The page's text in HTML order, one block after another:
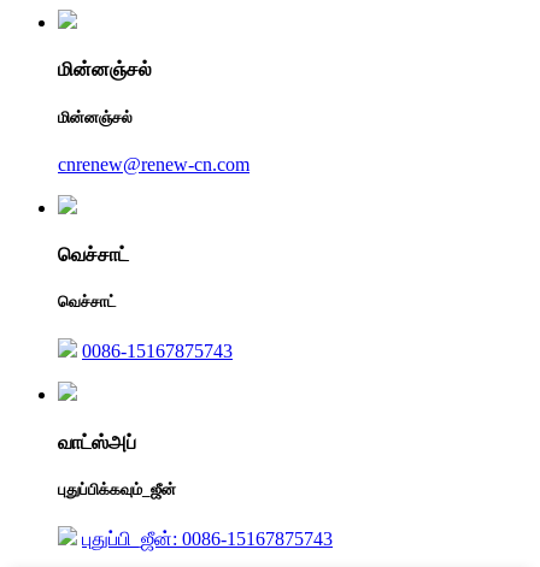
மின்னஞ்சல்
மின்னஞ்சல்
cnrenew@renew-cn.com
வெச்சாட்
வெச்சாட்
0086-15167875743
வாட்ஸ்அப்
புதுப்பிக்கவும்_ஜீன்
புதுப்பி_ஜீன்: 0086-15167875743